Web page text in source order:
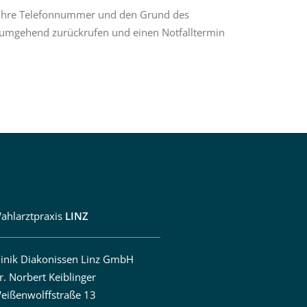
Telefonnummer und den Grund des
zurückrufen und einen Notfalltermin
LINZ
Diakonissen Linz GmbH
Norbert Keiblinger
13